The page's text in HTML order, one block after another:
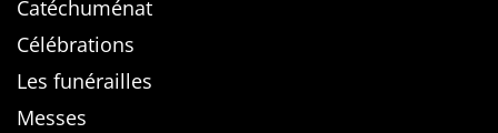
Catéchuménat
Célébrations
Les funérailles
Messes